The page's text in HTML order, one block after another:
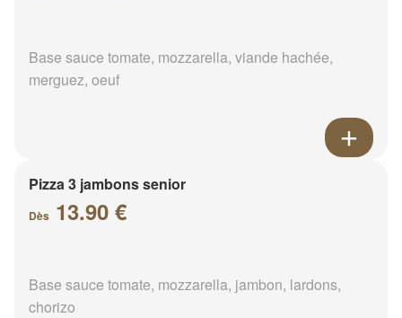
Base sauce tomate, mozzarella, viande hachée,
merguez, oeuf
Pizza 3 jambons senior
Dès 13.90 €
Base sauce tomate, mozzarella, jambon, lardons,
chorizo